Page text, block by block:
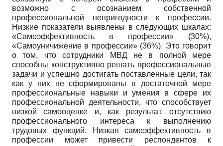
возможно с осознанием собственной
профессиональной непригодности к профессии.
Низкие показатели выявлены в следующих шкалах:
«Самоэффективность в профессии» (30%),
«Самоуничижение в профессии» (36%). Это говорит
о том, что сотрудники МВД не в полной мере
способны конструктивно решать профессиональные
задачи и успешно достигать поставленные цели, так
как у них не сформированы в достаточной мере
профессиональные навыки и умения в сфере их
профессиональной деятельности, что способствует
низкой самооценке и, как результат, отсутствию
профессионального интереса к выполнению
трудовых функций. Низкая самоэффективность в
профессии может привести респондентов к